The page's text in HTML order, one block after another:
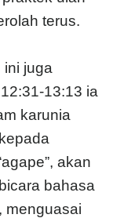
terus.
ini juga
13:13 ia
karunia
akan
bahasa
menguasai